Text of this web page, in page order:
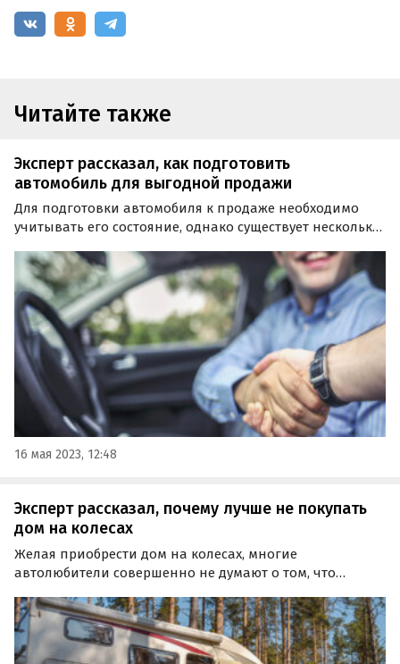
Читайте также
Эксперт рассказал, как подготовить
автомобиль для выгодной продажи
Для подготовки автомобиля к продаже необходимо
учитывать его состояние, однако существует несколько
автовладельцев. Об этом в беседе с iReactor сообщил
Максим Кадаков.
16 мая 2023, 12:48
Эксперт рассказал, почему лучше не покупать
дом на колесах
Желая приобрести дом на колесах, многие
автолюбители совершенно не думают о том, что
максимум один-два раза в год.